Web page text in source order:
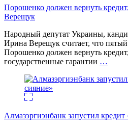
Порошенко должен вернуть
Верещук
Народный депутат Украины,
Ирина Верещук считает, что
Порошенко должен вернуть
государственные гарантии …
Алмазэргиэнбанк запустил